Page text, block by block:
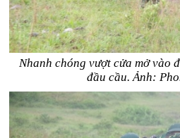
Nhanh chóng vượt cửa mở vào
đầu cầu. Ảnh: